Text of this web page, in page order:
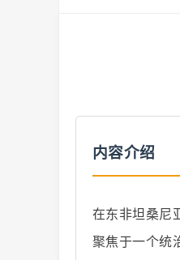
内容介绍
在东非坦桑尼
聚焦于一个统